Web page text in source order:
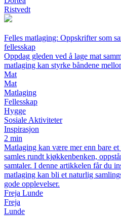
Ristvedt
Felles matlaging: Oppskrifter som
fellesskap
Oppdag gleden ved å lage mat
matlaging kan styrke båndene
Mat
Mat
Matlaging
Fellesskap
Hygge
Sosiale Aktiviteter
Inspirasjon
2 min
Matlaging kan være mer enn bare
samles rundt kjøkkenbenken,
samtaler. I denne artikkelen får du
matlaging kan bli et naturlig
gode opplevelser.
Freja Lunde
Freja
Lunde